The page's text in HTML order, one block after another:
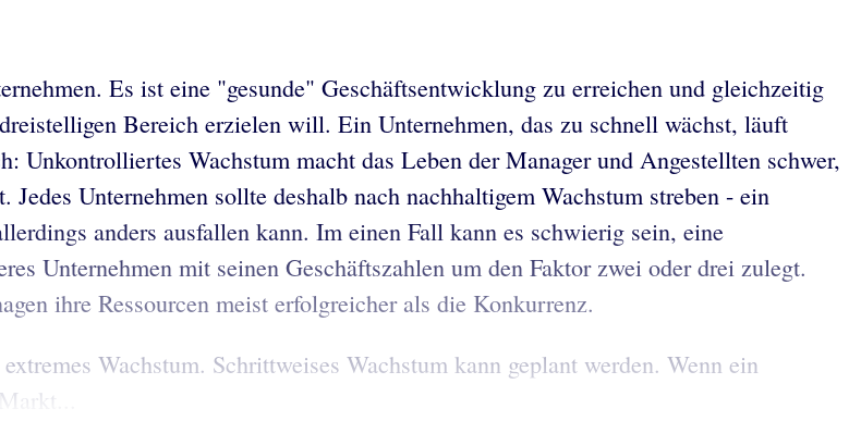
Es ist eine "gesunde" Geschäftsentwicklung zu erreichen und gleichzeitig
Bereich erzielen will. Ein Unternehmen, das zu schnell wächst, läuft
Unkontrolliertes Wachstum macht das Leben der Manager und Angestellten schwer,
Unternehmen sollte deshalb nach nachhaltigem Wachstum streben - ein
anders ausfallen kann. Im einen Fall kann es schwierig sein, eine
Unternehmen mit seinen Geschäftszahlen um den Faktor zwei oder drei zulegt.
ihre Ressourcen meist erfolgreicher als die Konkurrenz.
Wachstum. Schrittweises Wachstum kann geplant werden. Wenn ein